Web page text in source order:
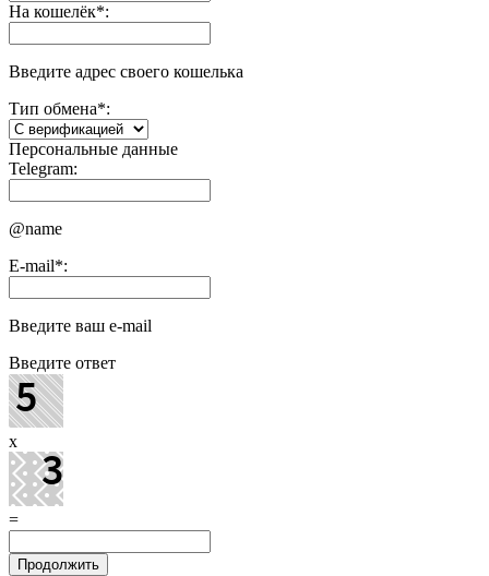
На кошелёк*:
Введите адрес своего кошелька
Тип обмена*:
Персональные данные
Telegram:
@name
E-mail*:
Введите ваш e-mail
Введите ответ
x
=